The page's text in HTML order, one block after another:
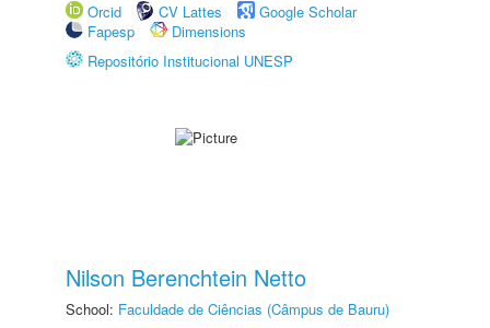
Orcid
CV Lattes
Google Scholar
Fapesp
Dimensions
Repositório Institucional UNESP
Nilson Berenchtein Netto
School: Faculdade de Ciências (Câmpus de Bauru)